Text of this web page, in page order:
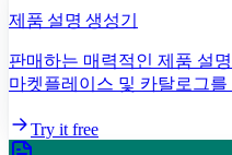
제품 설명 생성기
판매하는 매력적인 제품 설
마켓플레이스 및 카탈로그
Try it free